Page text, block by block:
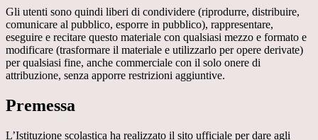
Gli utenti sono quindi liberi di condividere (riprodurre, distribuire,
comunicare al pubblico, esporre in pubblico), rappresentare,
eseguire e recitare questo materiale con qualsiasi mezzo e formato e
modificare (trasformare il materiale e utilizzarlo per opere derivate)
per qualsiasi fine, anche commerciale con il solo onere di
attribuzione, senza apporre restrizioni aggiuntive.
Premessa
L’Istituzione scolastica ha realizzato il sito ufficiale per dare agli